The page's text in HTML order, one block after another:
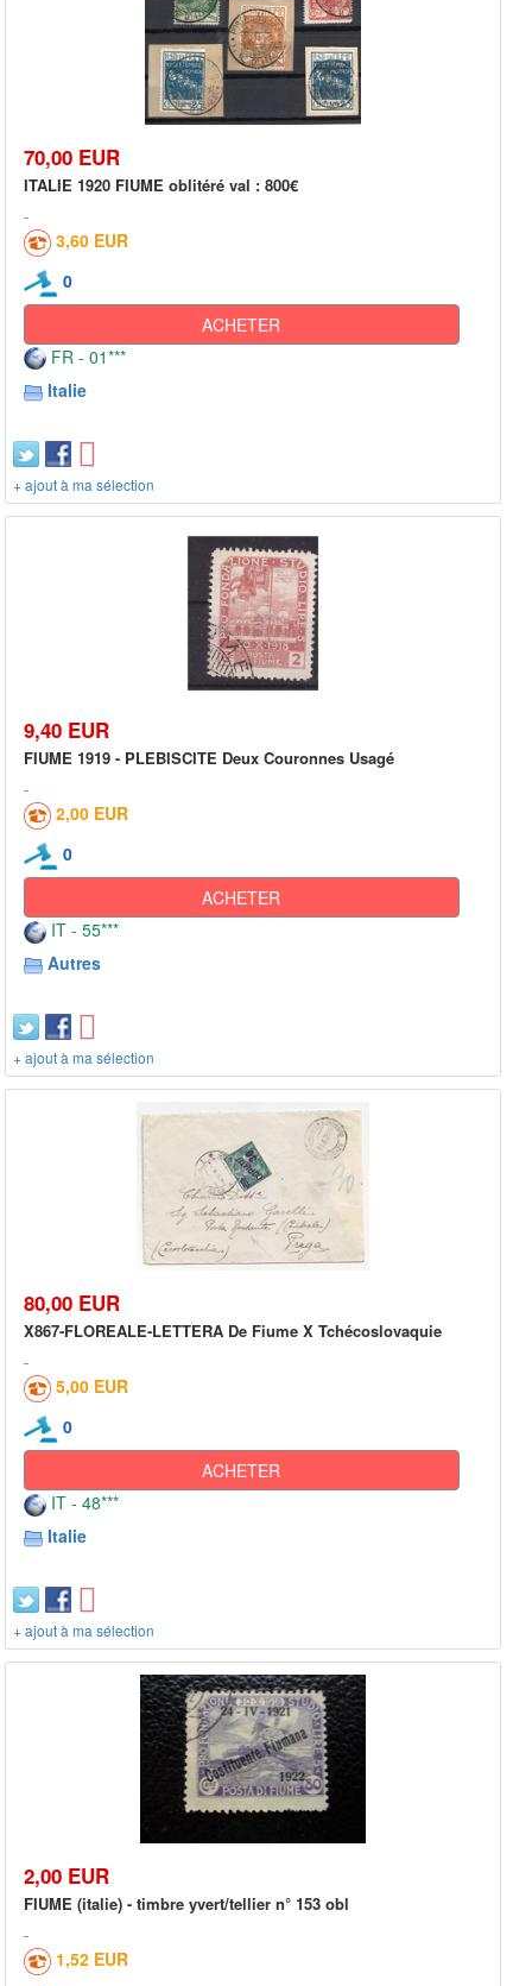
70,00 EUR
ITALIE 1920 FIUME oblitéré val : 800€
3,60 EUR
0
ACHETER
FR - 01***
Italie
+ ajout à ma sélection
9,40 EUR
FIUME 1919 - PLEBISCITE Deux Couronnes Usagé
2,00 EUR
0
ACHETER
IT - 55***
Autres
+ ajout à ma sélection
80,00 EUR
X867-FLOREALE-LETTERA De Fiume X Tchécoslovaquie
5,00 EUR
0
ACHETER
IT - 48***
Italie
+ ajout à ma sélection
2,00 EUR
FIUME (italie) - timbre yvert/tellier n° 153 obl
1,52 EUR